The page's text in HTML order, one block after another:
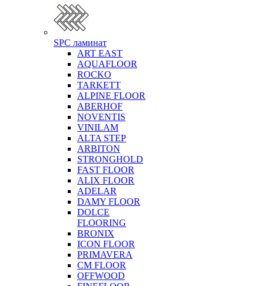
SPC ламинат
ART EAST
AQUAFLOOR
ROCKO
TARKETT
ALPINE FLOOR
ABERHOF
NOVENTIS
VINILAM
ALTA STEP
ARBITON
STRONGHOLD
FAST FLOOR
ALIX FLOOR
ADELAR
DAMY FLOOR
DOLCE
FLOORING
BRONIX
ICON FLOOR
PRIMAVERA
CM FLOOR
OFFWOOD